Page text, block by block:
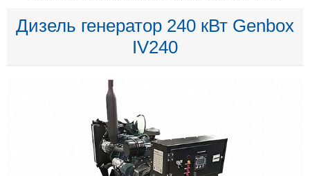
Дизель генератор 240 кВт Genbox
IV240